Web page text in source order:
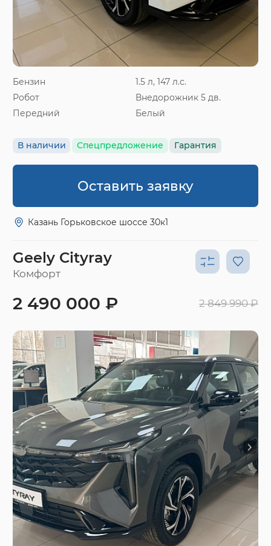
Бензин
1.5 л, 147 л.с.
Робот
Внедорожник 5 дв.
Передний
Белый
В наличии Спецпредложение Гарантия
Оставить заявку
Казань Горьковское шоссе 30к1
Geely Cityray
Комфорт
2 490 000 ₽ 2 849 990 ₽